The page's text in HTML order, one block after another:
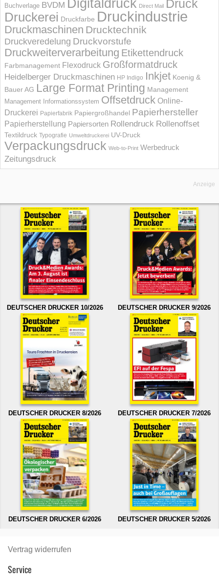
Buchverlage BVDM Digitaldruck Direct Mail Druck
Druckerei Druckfarbe Druckindustrie
Druckmaschinen Drucktechnik
Druckveredelung Druckvorstufe
Druckweiterverarbeitung Etikettendruck
Farbmanagement Flexodruck Großformatdruck
Heidelberger Druckmaschinen HP Indigo Inkjet Koenig &
Bauer AG Large Format Printing Management
Management Informations­system Offsetdruck Online-
Druckerei Papierfabrik Papiergroßhandel Papierhersteller
Papierherstellung Papiersorten Rollendruck Rollenoffset
Textildruck Typografie Umweltdruckerei UV-Druck
Verpackungsdruck Web-to-Print Werbedruck
Zeitungsdruck
Anzeige
DEUTSCHER DRUCKER 10/2026 DEUTSCHER DRUCKER 9/2026
DEUTSCHER DRUCKER 8/2026 DEUTSCHER DRUCKER 7/2026
DEUTSCHER DRUCKER 6/2026 DEUTSCHER DRUCKER 5/2026
Vertrag widerrufen
Service